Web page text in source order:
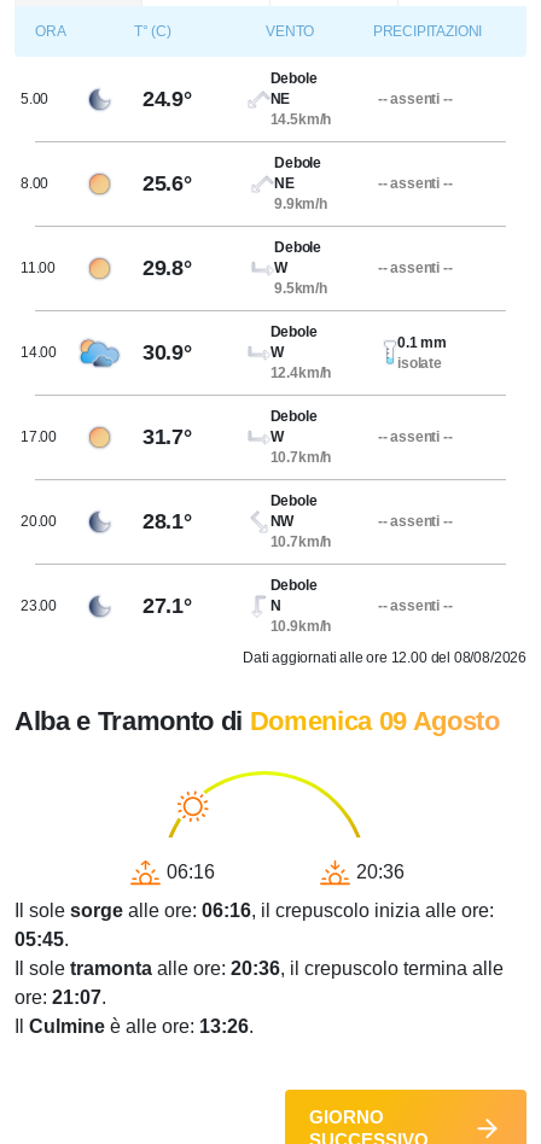
ORA T° (C) VENTO PRECIPITAZIONI
5.00 24.9°
Debole
NE
14.5km/h
-- assenti --
8.00 25.6°
Debole
NE
9.9km/h
-- assenti --
11.00 29.8°
Debole
W
9.5km/h
-- assenti --
14.00 30.9°
Debole
W
12.4km/h
0.1 mm
isolate
17.00 31.7°
Debole
W
10.7km/h
-- assenti --
20.00 28.1°
Debole
NW
10.7km/h
-- assenti --
23.00 27.1°
Debole
N
10.9km/h
-- assenti --
Dati aggiornati alle ore 12.00 del 08/08/2026
Alba e Tramonto di Domenica 09 Agosto
06:16
20:36
Il sole sorge alle ore: 06:16, il crepuscolo inizia alle ore:
05:45.
Il sole tramonta alle ore: 20:36, il crepuscolo termina alle
ore: 21:07.
Culmine è alle ore: 13:26.
GIORNO
SUCCESSIVO